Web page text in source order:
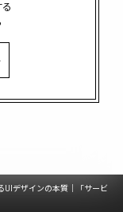
UIデザインの本質｜「サービ